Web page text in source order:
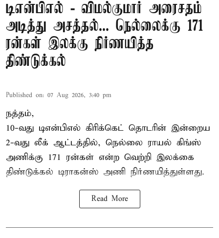
டிஎன்பிஎல் - விமல்குமார் அரைசதம்
அடித்து அசத்தல்... நெல்லைக்கு 171
ரன்கள் இலக்கு நிர்ணயித்த
திண்டுக்கல்
Published on: 07 Aug 2026, 3:40 pm
நத்தம்,
10-வது டிஎன்பிஎல் கிரிக்கெட் தொடரின் இன்றைய
2-வது லீக் ஆட்டத்தில், நெல்லை ராயல் கிங்ஸ்
அணிக்கு 171 ரன்கள் என்ற வெற்றி இலக்கை
திண்டுக்கல் டிராகன்ஸ் அணி நிர்ணயித்துள்ளது.
Read More